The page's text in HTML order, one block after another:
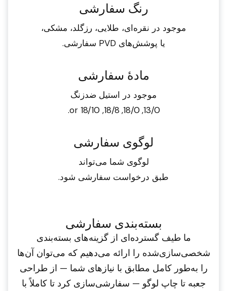
رنگ سفارشی
موجود در نقره‌ای، طلایی، رزگلد، مشکی،
یا پوشش‌های PVD سفارشی.
مادهٔ سفارشی
موجود در استیل ضدزنگ
13/0, 18/0, 18/8, or 18/10.
لوگوی سفارشی
لوگوی شما می‌تواند
طبق درخواست سفارشی شود.
بسته‌بندی سفارشی
ما طیف گسترده‌ای از گزینه‌های بسته‌بندی
شخصی‌سازی‌شده را ارائه می‌دهیم که می‌توان آن‌ها
را به‌طور کامل مطابق با نیازهای شما — از طراحی
جعبه تا چاپ لوگو — سفارشی‌سازی کرد تا کاملاً با